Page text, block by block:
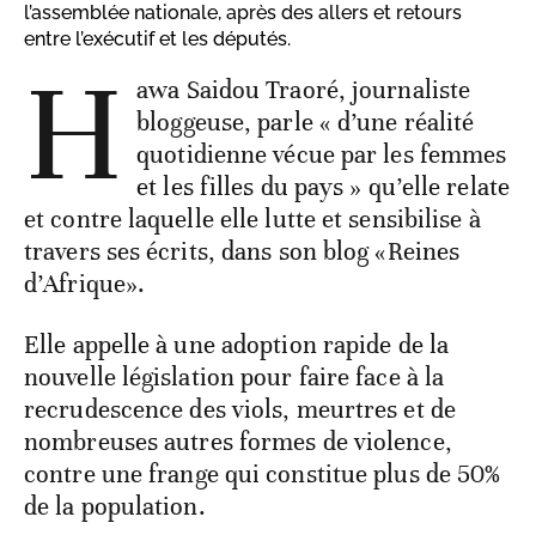
l’assemblée nationale, après des allers et retours
entre l’exécutif et les députés.
H
awa Saidou Traoré, journaliste
bloggeuse, parle « d’une réalité
quotidienne vécue par les femmes
et les filles du pays » qu’elle relate
et contre laquelle elle lutte et sensibilise à
travers ses écrits, dans son blog «Reines
d’Afrique».
Elle appelle à une adoption rapide de la
nouvelle législation pour faire face à la
recrudescence des viols, meurtres et de
nombreuses autres formes de violence,
contre une frange qui constitue plus de 50%
de la population.